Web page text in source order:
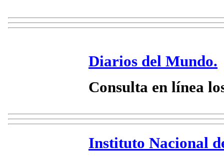
Diarios del Mundo.
Consulta en línea
Instituto Nacional